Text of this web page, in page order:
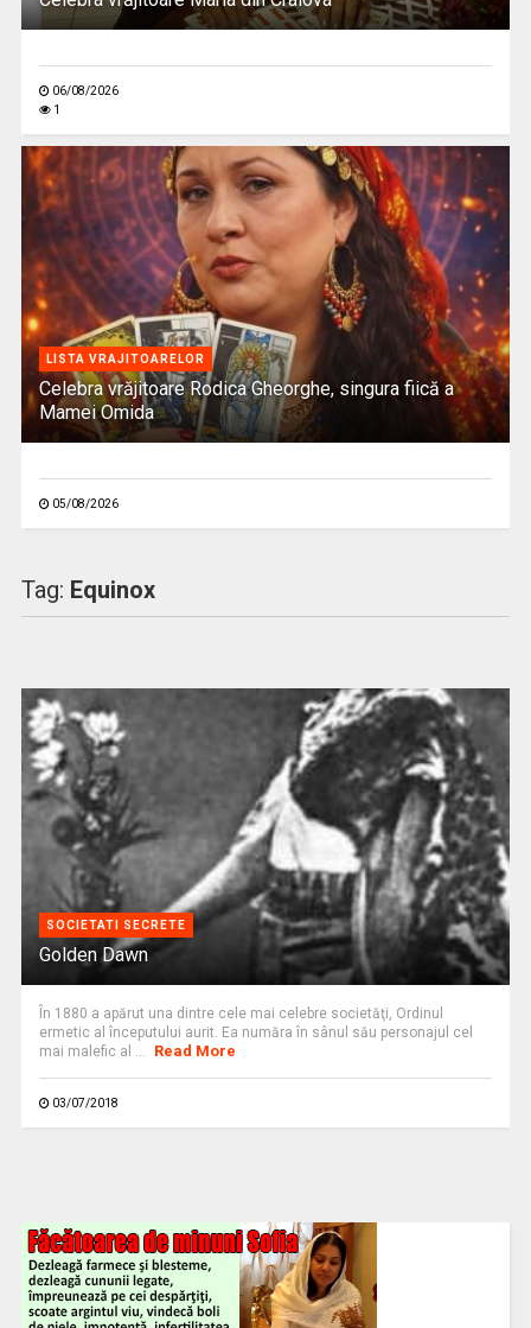
06/08/2026
1
LISTA VRAJITOARELOR
Celebra vrăjitoare Rodica Gheorghe, singura fiică a
Mamei Omida
05/08/2026
Tag: Equinox
SOCIETATI SECRETE
Golden Dawn
În 1880 a apărut una dintre cele mai celebre societăţi, Ordinul
ermetic al începutului aurit. Ea număra în sânul său personajul cel
mai malefic al ...
Read More
03/07/2018